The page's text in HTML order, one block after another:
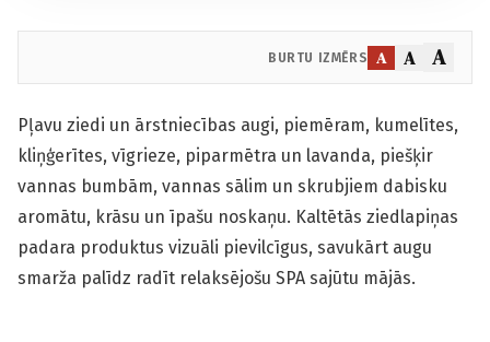
BURTU IZMĒRS A A A
Pļavu ziedi un ārstniecības augi, piemēram, kumelītes,
kliņģerītes, vīgrieze, piparmētra un lavanda, piešķir
vannas bumbām, vannas sālim un skrubjiem dabisku
aromātu, krāsu un īpašu noskaņu. Kaltētās ziedlapiņas
padara produktus vizuāli pievilcīgus, savukārt augu
smarža palīdz radīt relaksējošu SPA sajūtu mājās.